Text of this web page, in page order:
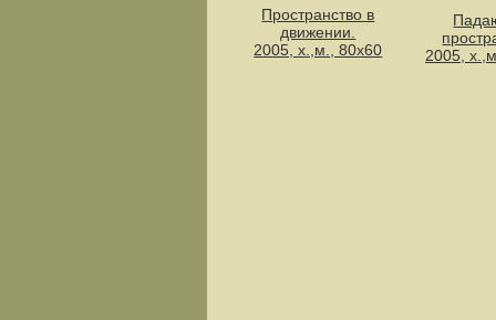
Пространство в
движении.
2005, х.,м., 80х60
2005,